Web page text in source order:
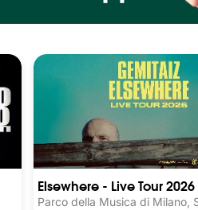
Elsewhere - Live Tour 2026
Parco della Musica di Milano,